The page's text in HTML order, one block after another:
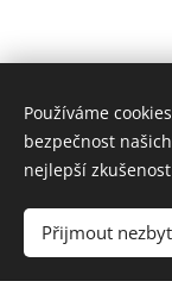
Používáme
bezpečnost
nejlepší
Přijmout